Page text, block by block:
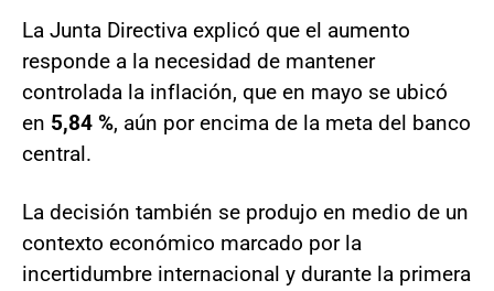
La Junta Directiva explicó que el aumento
responde a la necesidad de mantener
controlada la inflación, que en mayo se ubicó
en 5,84 %, aún por encima de la meta del banco
central.
La decisión también se produjo en medio de un
contexto económico marcado por la
incertidumbre internacional y durante la primera